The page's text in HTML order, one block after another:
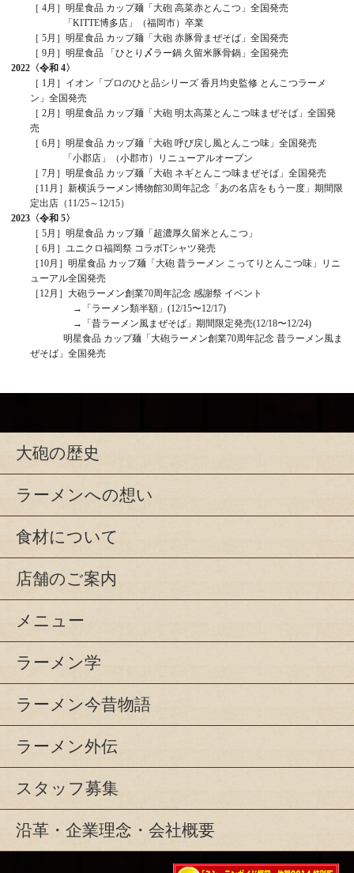
［ 4月］明星食品 カップ麺「大砲 高菜赤とんこつ」全国発売
「KITTE博多店」（福岡市）卒業
［ 5月］明星食品 カップ麺「大砲 赤豚骨まぜそば」全国発売
［ 9月］明星食品 「ひとり〆ラー鍋 久留米豚骨鍋」全国発売
2022 〈令和 4〉
［ 1月］イオン「プロのひと品シリーズ 香月均史監修 とんこつラーメ
ン」全国発売
［ 2月］明星食品 カップ麺「大砲 明太高菜とんこつ味まぜそば」全国発
売
［ 6月］明星食品 カップ麺「大砲 呼び戻し風とんこつ味」全国発売
「小郡店」（小郡市）リニューアルオープン
［ 7月］明星食品 カップ麺「大砲 ネギとんこつ味まぜそば」全国発売
［11月］新横浜ラーメン博物館30周年記念「あの名店をもう一度」期間限
定出店（11/25～12/15）
2023 〈令和 5〉
［ 5月］明星食品 カップ麺「超濃厚久留米とんこつ」
［ 6月］ユニクロ福岡祭 コラボTシャツ発売
［10月］明星食品 カップ麺「大砲 昔ラーメン こってりとんこつ味」リニ
ューアル全国発売
［12月］大砲ラーメン創業70周年記念 感謝祭 イベント
→「ラーメン類半額」(12/15〜12/17)
→「昔ラーメン風まぜそば」期間限定発売(12/18〜12/24)
明星食品 カップ麺「大砲ラーメン創業70周年記念 昔ラーメン風ま
ぜそば」全国発売
大砲の歴史
ラーメンへの想い
食材について
店舗のご案内
メニュー
ラーメン学
ラーメン今昔物語
ラーメン外伝
スタッフ募集
沿革・企業理念・会社概要